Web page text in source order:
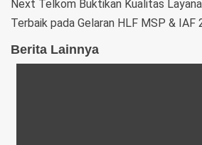
Next Telkom Buktikan Kualitas
Terbaik pada Gelaran HLF MSP & IAF
Berita Lainnya